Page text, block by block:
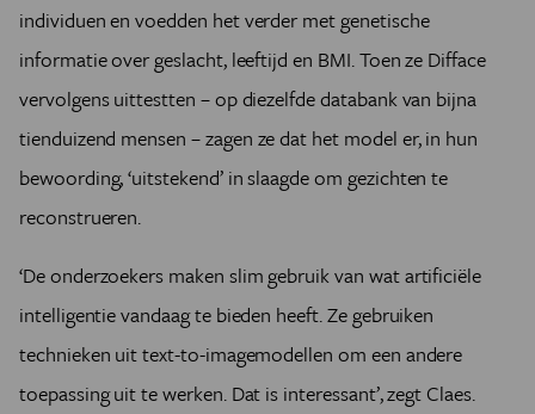
individuen en voedden het verder met genetische
informatie over geslacht, leeftijd en BMI. Toen ze Difface
vervolgens uittestten – op diezelfde databank van bijna
tienduizend mensen – zagen ze dat het model er, in hun
bewoording, ‘uitstekend’ in slaagde om gezichten te
reconstrueren.
‘De onderzoekers maken slim gebruik van wat artificiële
intelligentie vandaag te bieden heeft. Ze gebruiken
technieken uit text-to-imagemodellen om een andere
toepassing uit te werken. Dat is interessant’, zegt Claes.